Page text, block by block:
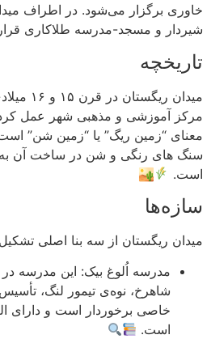
خاوری برگزار می‌شود. در اطراف
شیردار و مسجد-مدرسه طلاکاری قرار
تاریخچه
میدان
مرکز آموزشی و مذهبی شهر عمل
معنای “زمین ریگ” یا “زمین شن” است
سنگ های رنگی و شن در ساخت آن به
است.
🏜
سازه‌ها
میدان ریگستان از سه بنا اصلی
شاهرخ، نوه‌ی تیمور لنگ،
خاصی برخوردار است و دارای
است.